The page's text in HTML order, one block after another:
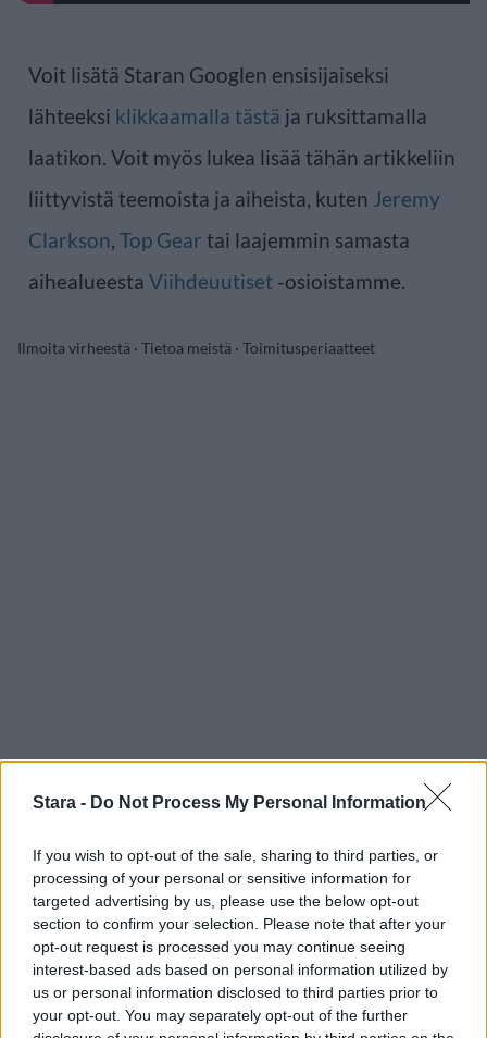
Stara - Do Not Process My Personal Information
If you wish to opt-out of the sale, sharing to third parties, or
processing of your personal or sensitive information for
targeted advertising by us, please use the below opt-out
section to confirm your selection. Please note that after your
opt-out request is processed you may continue seeing
interest-based ads based on personal information utilized by
us or personal information disclosed to third parties prior to
your opt-out. You may separately opt-out of the further
Voit lisätä Staran Googlen ensisijaiseksi
lähteeksi klikkaamalla tästä ja ruksittamalla
laatikon. Voit myös lukea lisää tähän artikkeliin
liittyvistä teemoista ja aiheista, kuten Jeremy
Clarkson, Top Gear tai laajemmin samasta
aihealueesta Viihdeuutiset -osioistamme.
Ilmoita virheestä · Tietoa meistä · Toimitusperiaatteet